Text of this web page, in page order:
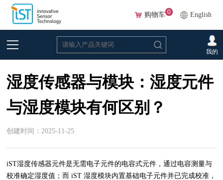
English
购物车 0
我的
首页 >湿度
湿度传感器与模块：湿度元件
与湿度模块有何区别？
创建时间：2025-11-25
iST湿度传感器元件是无需电子元件的电容式元件，通过电容测量与
校准确定湿度值；而 iST 湿度模块内置基础电子元件并已完成校准，